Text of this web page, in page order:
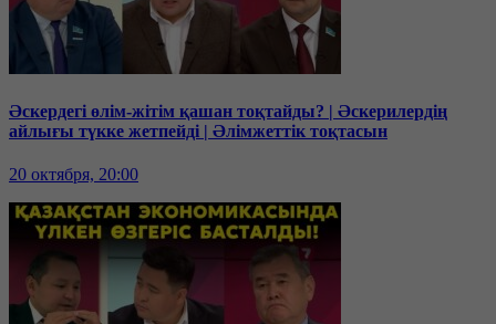
Әскердегі өлім-жітім қашан тоқтайды? | Әскерилердің
айлығы түкке жетпейді | Әлімжеттік тоқтасын
20 октября, 20:00